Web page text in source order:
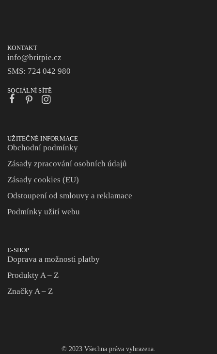
KONTAKT
info@britpie.cz
SMS: 724 042 980
SOCIÁLNÍ SÍTĚ
UŽITEČNÉ INFORMACE
Obchodní podmínky
Zásady zpracování osobních údajů
Zásady cookies (EU)
Odstoupení od smlouvy a reklamace
Podmínky užití webu
E-SHOP
Doprava a možnosti platby
Produkty A – Z
Značky A – Z
© 2023 Všechna práva vyhrazena.